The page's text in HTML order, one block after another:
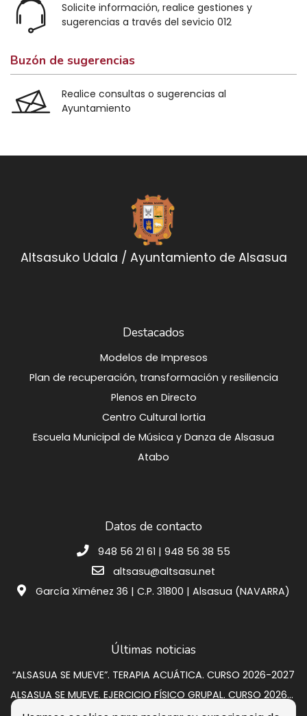
Solicite información, realice gestiones y
sugerencias a través del sevicio 012
Buzón de sugerencias
Realice consultas o sugerencias al
Ayuntamiento
Altsasuko Udala / Ayuntamiento de Alsasua
Destacados
Modelos de Impresos
Plan de recuperación, transformación y resiliencia
Plenos en Directo
Centro Cultural Iortia
Escuela Municipal de Música y Danza de Alsasua
Atabo
Datos de contacto
948 56 21 61 | 948 56 38 55
altsasu@altsasu.net
García Ximénez 36 | C.P. 31800 | Alsasua (NAVARRA)
Últimas noticias
“ALSASUA SE MUEVE”. TERAPIA ACUÁTICA. CURSO 2026-2027
ALSASUA SE MUEVE. EJERCICIO FÍSICO GRUPAL. CURSO 2026-2027